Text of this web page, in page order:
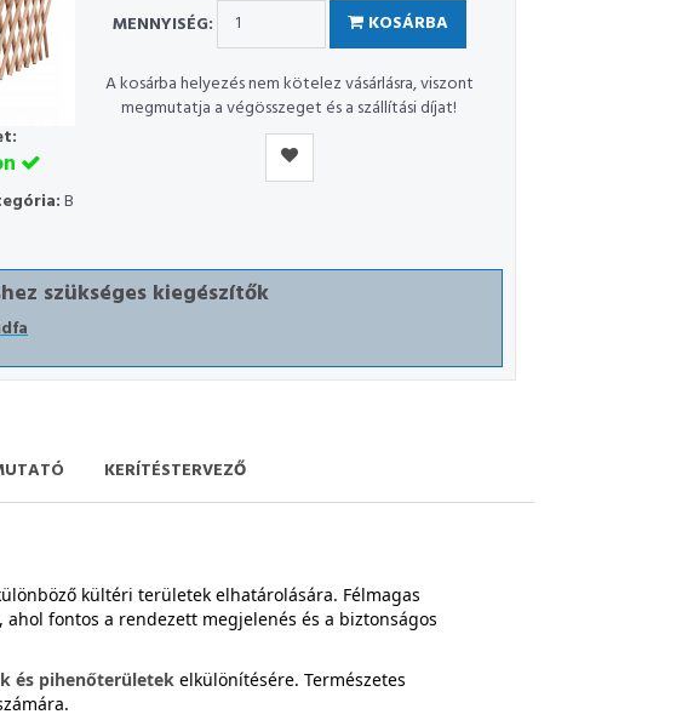
B
MENNYISÉG: KOSÁRBA
A kosárba helyezés nem kötelez vásárlásra, viszont
megmutatja a végösszeget és a szállítási díjat!
szükséges kiegészítők
KERÍTÉSTERVEZŐ
kültéri területek elhatárolására. Félmagas
ahol fontos a rendezett megjelenés és a biztonságos
és pihenőterületek elkülönítésére. Természetes